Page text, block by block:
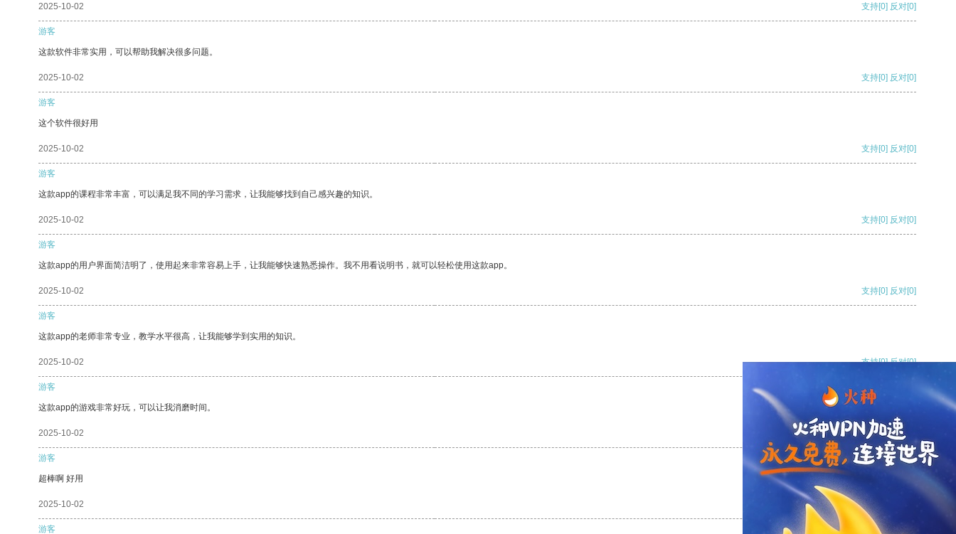
2025-10-02 支持[0] 反对[0]
游客
这款软件非常实用，可以帮助我解决很多问题。
2025-10-02 支持[0] 反对[0]
游客
这个软件很好用
2025-10-02 支持[0] 反对[0]
游客
这款app的课程非常丰富，可以满足我不同的学习需求，让我能够找到自己感兴趣的知识。
2025-10-02 支持[0] 反对[0]
游客
这款app的用户界面简洁明了，使用起来非常容易上手，让我能够快速熟悉操作。我不用看说明书，就可以轻松使用这款app。
2025-10-02 支持[0] 反对[0]
游客
这款app的老师非常专业，教学水平很高，让我能够学到实用的知识。
2025-10-02 支持[0] 反对[0]
游客
这款app的游戏非常好玩，可以让我消磨时间。
2025-10-02 支持[0] 反对
游客
超棒啊 好用
2025-10-02 支持
游客